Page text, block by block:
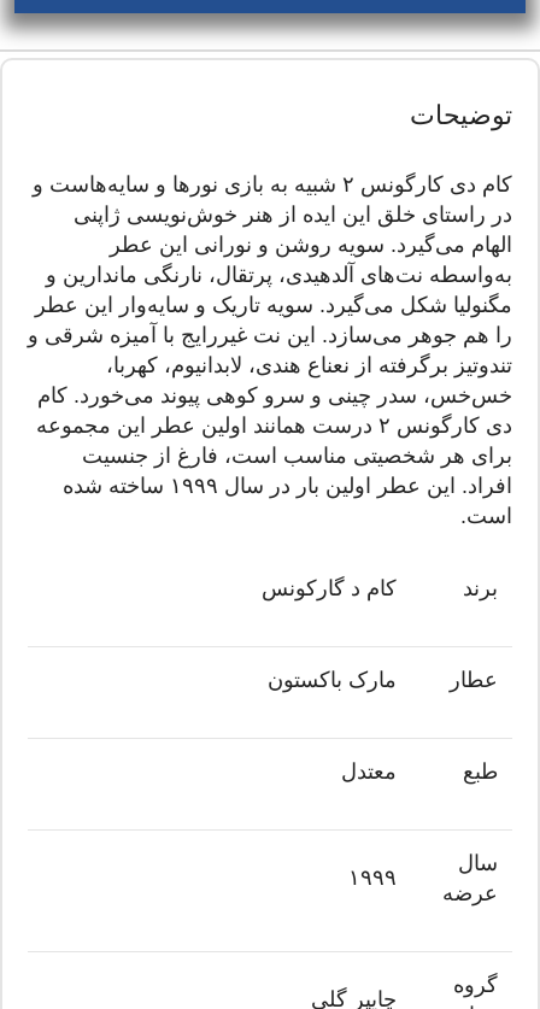
توضیحات
کام دی کارگونس ۲ شبیه به بازی نورها و سایه‌هاست و
در راستای خلق این ایده از هنر خوش‌نویسی ژاپنی
الهام می‌گیرد. سویه روشن و نورانی این عطر
به‌واسطه نت‌های آلدهیدی، پرتقال، نارنگی ماندارین و
مگنولیا شکل می‌گیرد. سویه تاریک و سایه‌وار این عطر
را هم جوهر می‌سازد. این نت غیررایج با آمیزه شرقی و
تندوتیز برگرفته از نعناع هندی، لابدانیوم، کهربا،
خس‌خس، سدر چینی و سرو کوهی پیوند می‌خورد. کام
دی کارگونس ۲ درست همانند اولین عطر این مجموعه
برای هر شخصیتی مناسب است، فارغ از جنسیت
افراد. این عطر اولین بار در سال ۱۹۹۹ ساخته شده
است.
برند کام د گارکونس
عطار مارک باکستون
طبع معتدل
سال
عرضه
۱۹۹۹
گروه
چایپر گلی